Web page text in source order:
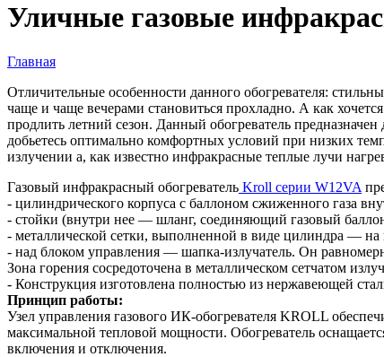
Уличные газовые
Вы здесь
Главная
Отличительные особенности данного обогревателя:
чаще и чаще вечерами становиться прохладно. А как
продлить летний сезон. Данный обогреватель
добьетесь оптимально комфортных условий при низких
излучении а, как известно инфракрасные теплые лучи
Газовый инфракрасный обогреватель Kroll серии W12VA
- цилиндрического корпуса с баллоном сжиженного газа
- стойки (внутри нее — шланг, соединяющий газовый
- металлической сетки, выполненной в виде цилиндра — на
- над блоком управления — шапка-излучатель. Он
Зона горения сосредоточена в металлическом сетчатом
- Конструкция изготовлена полностью из нержавеющей
Принцип работы:
Узел управления газового ИК-обогревателя KROLL
максимальной тепловой мощности. Обогреватель
включения и отключения.